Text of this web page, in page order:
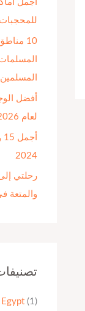
ن
:
أجمل
10
المسلمين
أفضل
لعام 2026 حول العالم
2024
رحلتي
والمتعة
Egypt (1)